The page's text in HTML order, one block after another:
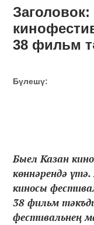
38 фильм
Бүлешү:
Быел Казан
көннәрендә
киносы
38 фильм
фестивальнең